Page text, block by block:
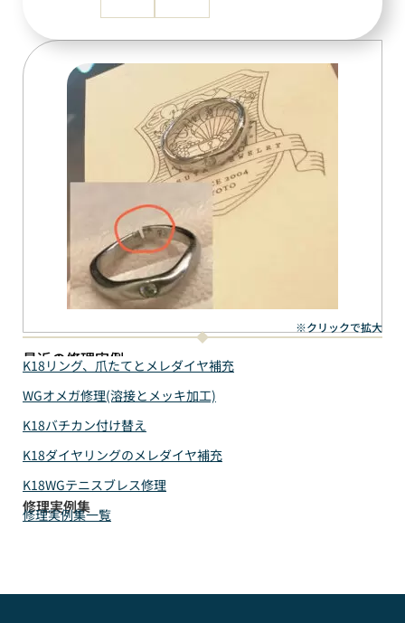
※クリックで拡大
最近の修理実例
K18リング、爪たてとメレダイヤ補充
WGオメガ修理(溶接とメッキ加工)
K18バチカン付け替え
K18ダイヤリングのメレダイヤ補充
K18WGテニスブレス修理
修理実例集
修理実例集一覧